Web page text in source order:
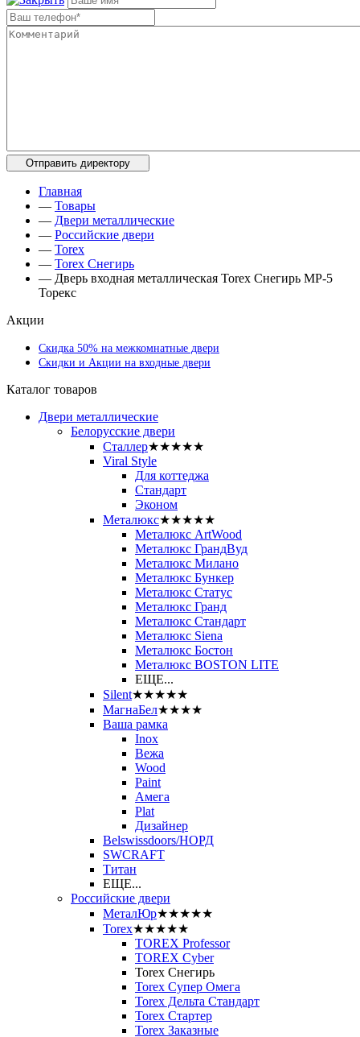
Главная
— Товары
— Двери металлические
— Российские двери
— Torex
— Torex Снегирь
— Дверь входная металлическая Torex Снегирь МP-5
Торекс
Акции
Скидка 50% на межкомнатные двери
Скидки и Акции на входные двери
Каталог товаров
Двери металлические
Белорусские двери
Сталлер★★★★★
Viral Style
Для коттеджа
Стандарт
Эконом
Металюкс★★★★★
Металюкс ArtWood
Металюкс ГрандВуд
Металюкс Милано
Металюкс Бункер
Металюкс Статус
Металюкс Гранд
Металюкс Стандарт
Металюкс Siena
Металюкс Бостон
Металюкс BOSTON LITE
ЕЩЕ...
Silent★★★★★
МагнаБел★★★★
Ваша рамка
Inox
Вежа
Wood
Paint
Амега
Plat
Дизайнер
Belswissdoors/НОРД
SWCRAFT
Титан
ЕЩЕ...
Российские двери
МеталЮр★★★★★
Torex★★★★★
TOREX Professor
TOREX Cyber
Torex Снегирь
Torex Супер Омега
Torex Дельта Стандарт
Torex Стартер
Torex Заказные